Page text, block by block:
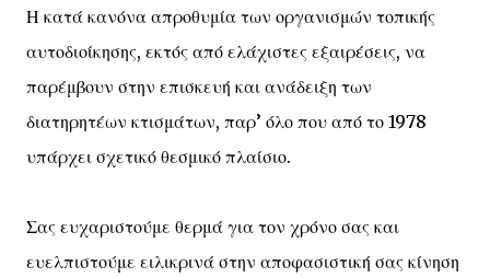
Η κατά κανόνα απροθυμία των οργανισμών τοπικής
αυτοδιοίκησης, εκτός από ελάχιστες εξαιρέσεις, να
παρέμβουν στην επισκευή και ανάδειξη των
διατηρητέων κτισμάτων, παρ’ όλο που από το 1978
υπάρχει σχετικό θεσμικό πλαίσιο.
Σας ευχαριστούμε θερμά για τον χρόνο σας και
ευελπιστούμε ειλικρινά στην αποφασιστική σας κίνηση